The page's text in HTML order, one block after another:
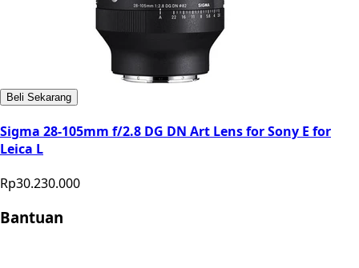
Beli Sekarang
Sigma 28-105mm f/2.8 DG DN Art Lens for Sony E for
Leica L
Rp30.230.000
Bantuan